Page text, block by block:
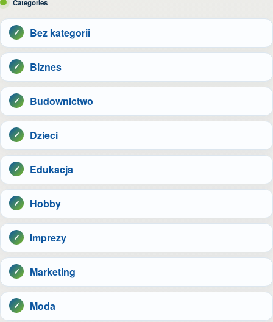
Categories
Bez kategorii
Biznes
Budownictwo
Dzieci
Edukacja
Hobby
Imprezy
Marketing
Moda